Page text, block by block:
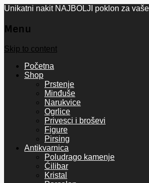
Unikatni nakit NAJBOLJI poklon za
Menu
Skip to content
Početna
Shop
Prstenje
Minđuše
Narukvice
Ogrlice
Privesci i broševi
Figure
Pirsing
Antikvarnica
Poludrago kamenje
Ćilibar
Kristal